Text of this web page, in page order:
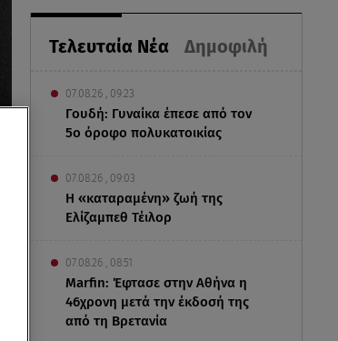
Τελευταία Νέα Δημοφιλή
07.08.26 , 09:23
Γουδή: Γυναίκα έπεσε από τον
5ο όροφο πολυκατοικίας
07.08.26 , 09:03
Η «καταραμένη»​​​​​​​ ζωή της
Ελίζαμπεθ Τέιλορ
07.08.26 , 08:51
Marfin: Έφτασε στην Αθήνα η
46χρονη μετά την έκδοσή της
από τη Βρετανία